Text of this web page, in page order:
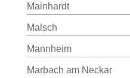
Mainhardt
Malsch
Mannheim
Marbach am Neckar